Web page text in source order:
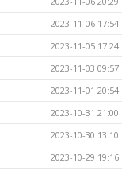
2023-11-06 17:54
2023-11-05 17:24
2023-11-03 09:57
2023-11-01 20:54
2023-10-31 21:00
2023-10-30 13:10
2023-10-29 19:16